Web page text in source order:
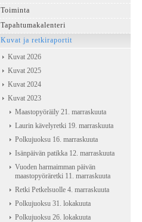
Toiminta
Tapahtumakalenteri
Kuvat ja retkiraportit
Kuvat 2026
Kuvat 2025
Kuvat 2024
Kuvat 2023
Maastopyöräily 21. marraskuuta
Laurin kävelyretki 19. marraskuuta
Polkujuoksu 16. marraskuuta
Isänpäivän patikka 12. marraskuuta
Vuoden harmaimman päivän
maastopyöräretki 11. marraskuuta
Retki Petkelsuolle 4. marraskuuta
Polkujuoksu 31. lokakuuta
Polkujuoksu 26. lokakuuta